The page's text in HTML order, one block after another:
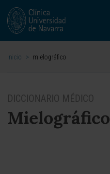
Inicio > mielográfico
DICCIONARIO MÉDICO
Mielográfico